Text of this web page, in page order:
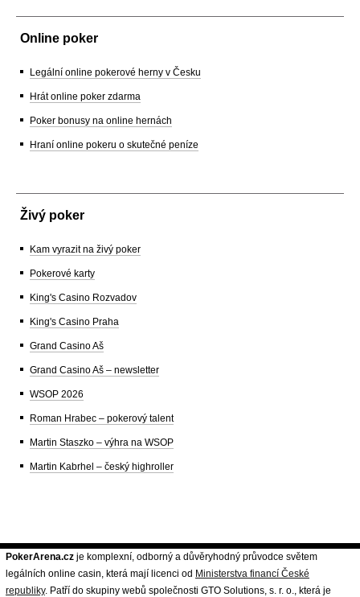
Online poker
Legální online pokerové herny v Česku
Hrát online poker zdarma
Poker bonusy na online hernách
Hraní online pokeru o skutečné peníze
Živý poker
Kam vyrazit na živý poker
Pokerové karty
King's Casino Rozvadov
King's Casino Praha
Grand Casino Aš
Grand Casino Aš – newsletter
WSOP 2026
Roman Hrabec – pokerový talent
Martin Staszko – výhra na WSOP
Martin Kabrhel – český highroller
PokerArena.cz je komplexní, odborný a důvěryhodný průvodce světem
legálních online casin, která mají licenci od Ministerstva financí České
republiky. Patří do skupiny webů společnosti GTO Solutions, s. r. o., která je